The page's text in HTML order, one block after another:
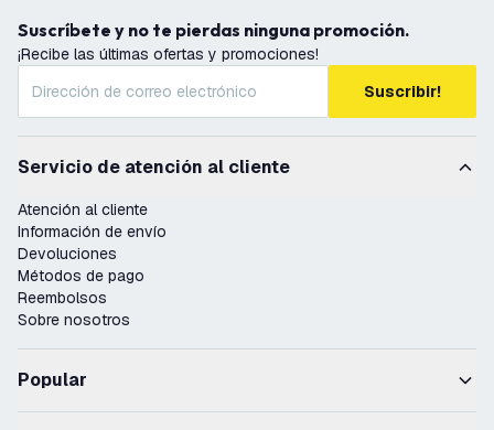
Suscríbete y no te pierdas ninguna promoción.
¡Recibe las últimas ofertas y promociones!
Suscribir!
Servicio de atención al cliente
Atención al cliente
Información de envío
Devoluciones
Métodos de pago
Reembolsos
Sobre nosotros
Popular